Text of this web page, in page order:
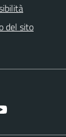
del sito